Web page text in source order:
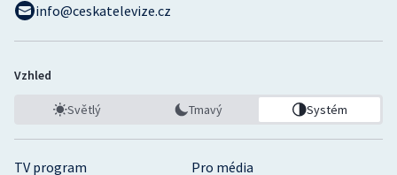
TV program Pro média
info@ceskatelevize.cz
Vzhled
Světlý Tmavý Systém